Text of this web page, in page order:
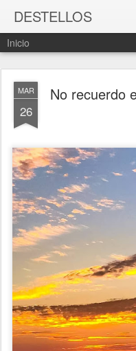
DESTELLOS
Inicio
MAR
26
No recuerdo